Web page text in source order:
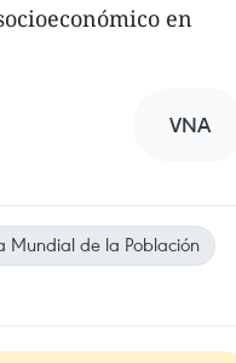
en
VNA
Mundial de la Población